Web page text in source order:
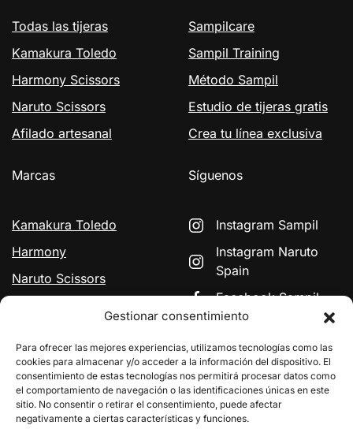
Gestionar consentimiento
Para ofrecer las mejores experiencias, utilizamos tecnologías como las
cookies para almacenar y/o acceder a la información del dispositivo. El
consentimiento de estas tecnologías nos permitirá procesar datos como
el comportamiento de navegación o las identificaciones únicas en este
sitio. No consentir o retirar el consentimiento, puede afectar
negativamente a ciertas características y funciones.
Todas las tijeras
Kamakura Toledo
Harmony Scissors
Naruto Scissors
Afilado artesanal
Sampilcare
Sampil Training
Método Sampil
Estudio de tijeras gratis
Crea tu línea exclusiva
Marcas
Kamakura Toledo
Harmony
Naruto Scissors
GIRØ
Lino Curly
Síguenos
Instagram Sampil
Instagram Naruto
Spain
Facebook Sampil
YouTube Naruto
Naruto Scissors Japan